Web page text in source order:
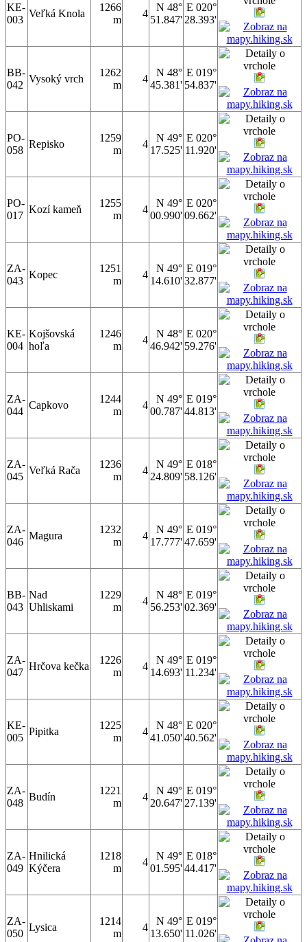
KE-
003
Veľká Knola
1266
m
4
N 48°
51.847'
E 020°
28.393'
BB-
042
Vysoký vrch
1262
m
4
N 48°
45.381'
E 019°
54.837'
PO-
058
Repisko
1259
m
4
N 49°
17.525'
E 020°
11.920'
PO-
017
Kozí kameň
1255
m
4
N 49°
00.990'
E 020°
09.662'
ZA-
043
Kopec
1251
m
4
N 49°
14.610'
E 019°
32.877'
KE-
004
Kojšovská
hoľa
1246
m
4
N 48°
46.942'
E 020°
59.276'
ZA-
044
Capkovo
1244
m
4
N 49°
00.787'
E 019°
44.813'
ZA-
045
Veľká Rača
1236
m
4
N 49°
24.809'
E 018°
58.126'
ZA-
046
Magura
1232
m
4
N 49°
17.777'
E 019°
47.659'
BB-
043
Nad
Uhliskami
1229
m
4
N 48°
56.253'
E 019°
02.369'
ZA-
047
Hrčova kečka
1226
m
4
N 49°
14.693'
E 019°
11.234'
KE-
005
Pipitka
1225
m
4
N 48°
41.050'
E 020°
40.562'
ZA-
048
Budín
1221
m
4
N 49°
20.647'
E 019°
27.139'
ZA-
049
Hnilická
Kýčera
1218
m
4
N 49°
01.595'
E 018°
44.417'
ZA-
050
Lysica
1214
m
4
N 49°
13.650'
E 019°
11.026'